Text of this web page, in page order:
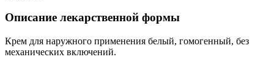
Описание лекарственной формы
Крем для наружного применения белый, гомогенный, без
механических включений.